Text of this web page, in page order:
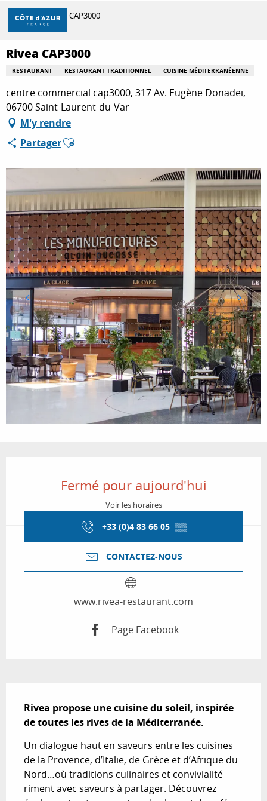
Aller
contenu
principal
DÉCOUVRIR
À FAIRE
SÉJOURNER
Accueil Rivea CAP3000
Rivea CAP3000
RESTAURANT RESTAURANT TRADITIONNEL CUISINE MÉDITERRANÉENNE
centre commercial cap3000, 317 Av. Eugène Donadeï,
06700 Saint-Laurent-du-Var
M'y rendre
PartagerAjouter aux favoris
Fermé pour aujourd'hui
Voir les horaires
+33 (0)4 83 66 05 ▒▒
CONTACTEZ-NOUS
www.rivea-restaurant.com
Page Facebook
Rivea propose une cuisine du soleil, inspirée
de toutes les rives de la Méditerranée.
Un dialogue haut en saveurs entre les cuisines
de la Provence, d’Italie, de Grèce et d’Afrique du
Nord…où traditions culinaires et convivialité
riment avec saveurs à partager. Découvrez